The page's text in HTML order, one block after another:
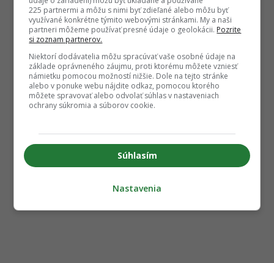
225 partnermi a môžu s nimi byť zdieľané alebo môžu byť
využívané konkrétne týmito webovými stránkami. My a naši
partneri môžeme používať presné údaje o geolokácii. Pozrite
si zoznam partnerov.
Niektorí dodávatelia môžu spracúvať vaše osobné údaje na
základe oprávneného záujmu, proti ktorému môžete vzniesť
námietku pomocou možností nižšie. Dole na tejto stránke
alebo v ponuke webu nájdite odkaz, pomocou ktorého
môžete spravovať alebo odvolať súhlas v nastaveniach
ochrany súkromia a súborov cookie.
Súhlasím
Nastavenia